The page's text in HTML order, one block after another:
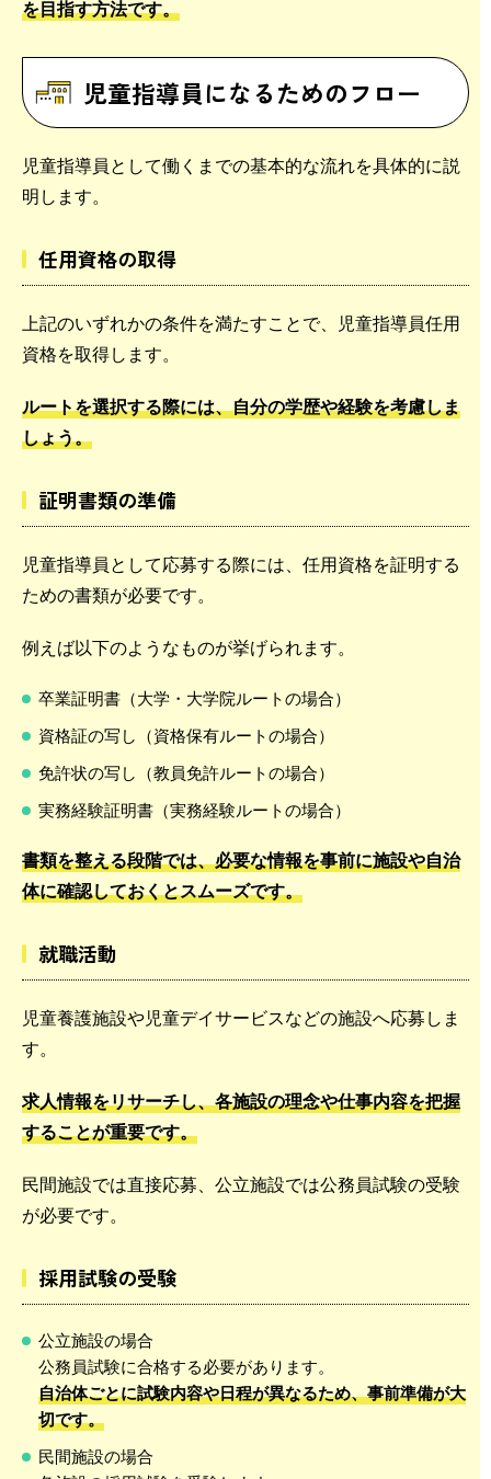
を目指す方法です。
児童指導員になるためのフロー
児童指導員として働くまでの基本的な流れを具体的に説
明します。
任用資格の取得
上記のいずれかの条件を満たすことで、児童指導員任用
資格を取得します。
ルートを選択する際には、自分の学歴や経験を考慮しま
しょう。
証明書類の準備
児童指導員として応募する際には、任用資格を証明する
ための書類が必要です。
例えば以下のようなものが挙げられます。
卒業証明書（大学・大学院ルートの場合）
資格証の写し（資格保有ルートの場合）
免許状の写し（教員免許ルートの場合）
実務経験証明書（実務経験ルートの場合）
書類を整える段階では、必要な情報を事前に施設や自治
体に確認しておくとスムーズです。
就職活動
児童養護施設や児童デイサービスなどの施設へ応募しま
す。
求人情報をリサーチし、各施設の理念や仕事内容を把握
することが重要です。
民間施設では直接応募、公立施設では公務員試験の受験
が必要です。
採用試験の受験
公立施設の場合
公務員試験に合格する必要があります。
自治体ごとに試験内容や日程が異なるため、事前準備が大
切です。
民間施設の場合